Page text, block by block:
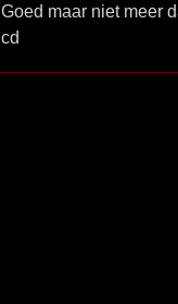
Goed maar niet meer
cd